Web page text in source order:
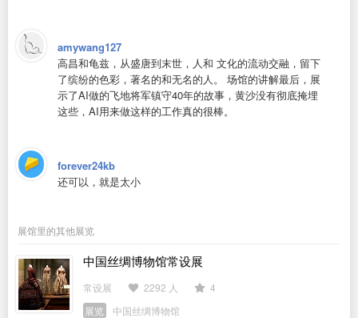
amywang127
高昌和龟兹，从盛唐到末世，人和 文化的流动交融，留下
了缤纷的色彩，著名的和无名的人。 场馆的讲解最后，展
示了AI做的飞地将军镇守40年的故事，黄沙没有彻底掩埋
这些，AI用来做这样的工作真的很棒。
forever24kb
还可以，就是太小
展馆里的其他展览
中国丝绸博物馆常设展
常设展 2292 人
4
展览
中国丝绸博物馆